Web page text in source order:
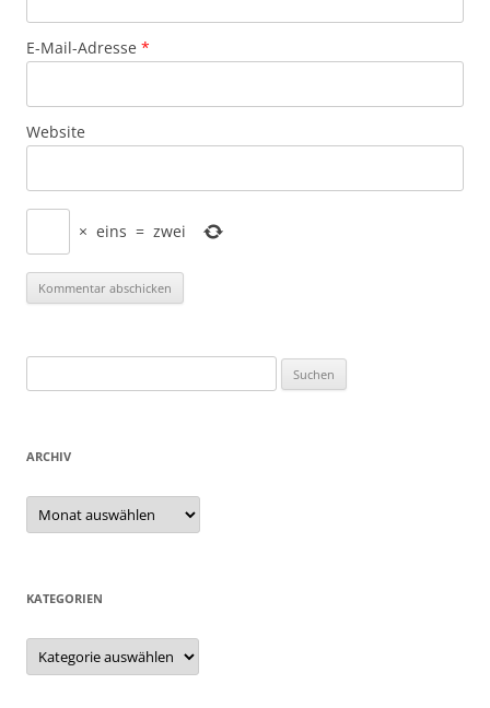
E-Mail-Adresse *
Website
× eins = zwei
nach:
ARCHIV
Archiv
KATEGORIEN
Kategorien